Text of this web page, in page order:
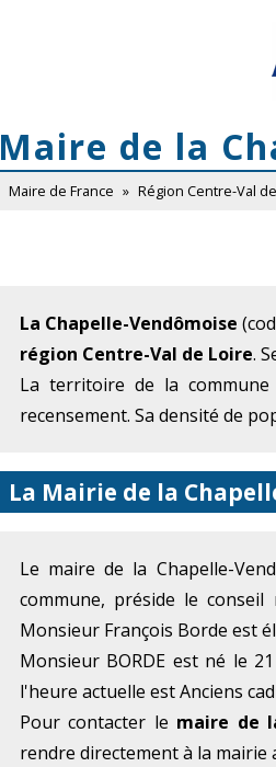
Maire de la
Maire de France » Région Centre-Val
La Chapelle-Vendômoise
région Centre-Val de Loire.
La territoire de la
recensement. Sa densité de
La Mairie de la
Le maire de la Chapelle-
commune, préside le
Monsieur François Borde est
Monsieur BORDE est né le
l'heure actuelle est Anciens
Pour contacter le maire de
rendre directement à la mairie